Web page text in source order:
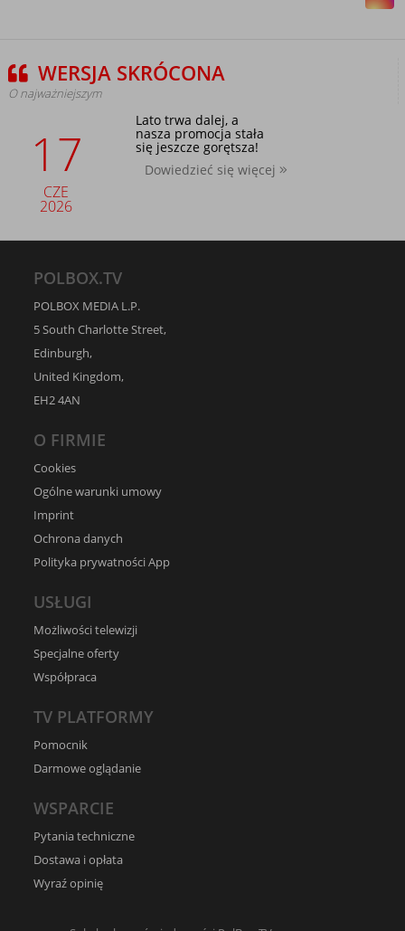
WERSJA SKRÓCONA
O najważniejszym
17
CZE
2026
Lato trwa dalej, a
nasza promocja stała
się jeszcze gorętsza!
Dowiedzieć się więcej
POLBOX.TV
POLBOX MEDIA L.P.
5 South Charlotte Street,
Edinburgh,
United Kingdom,
EH2 4AN
O FIRMIE
Cookies
Ogólne warunki umowy
Imprint
Ochrona danych
Polityka prywatności App
USŁUGI
Możliwości telewizji
Specjalne oferty
Współpraca
TV PLATFORMY
Pomocnik
Darmowe oglądanie
WSPARCIE
Pytania techniczne
Dostawa i opłata
Wyraź opinię